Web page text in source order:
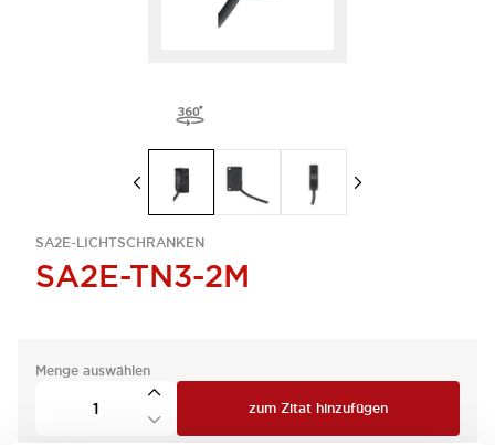
SA2E-LICHTSCHRANKEN
SA2E-TN3-2M
Menge auswählen
zum Zitat hinzufügen